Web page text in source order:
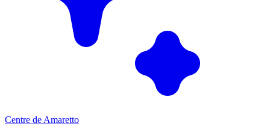
Centre de Amaretto